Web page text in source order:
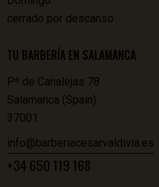
cerrado por descanso
TU BARBERÍA EN SALAMANCA
P.º de Canalejas 78
Salamanca (Spain)
37001
info@barberiacesarvaldivia.es
+34 650 119 168